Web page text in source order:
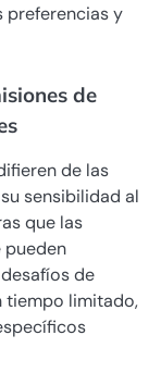
preferencias y
de
de las
sensibilidad al
que las
pueden
de
tiempo limitado,